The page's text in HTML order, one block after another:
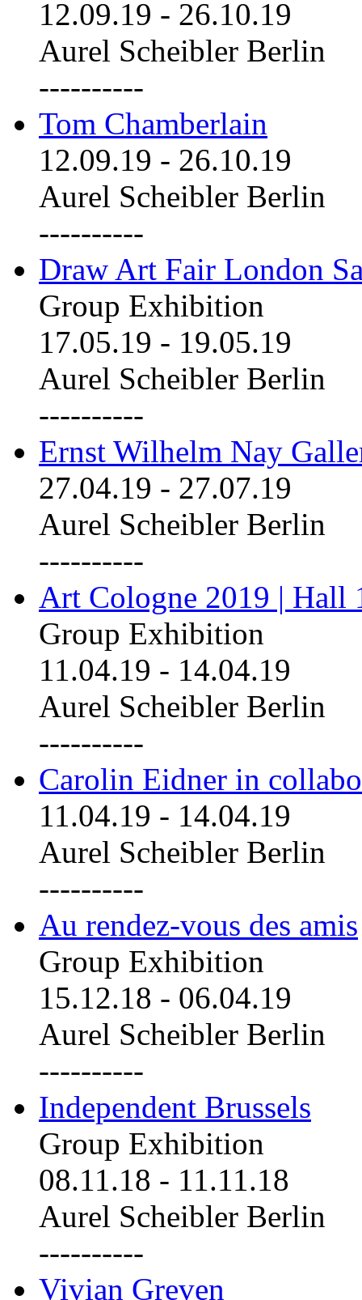
12.09.19 - 26.10.19
Aurel Scheibler Berlin
----------
Tom Chamberlain
12.09.19 - 26.10.19
Aurel Scheibler Berlin
----------
Draw Art Fair London
Group Exhibition
17.05.19 - 19.05.19
Aurel Scheibler Berlin
----------
Ernst Wilhelm Nay
27.04.19 - 27.07.19
Aurel Scheibler Berlin
----------
Art Cologne 2019 | Hall
Group Exhibition
11.04.19 - 14.04.19
Aurel Scheibler Berlin
----------
Carolin Eidner in
11.04.19 - 14.04.19
Aurel Scheibler Berlin
----------
Au rendez-vous des amis
Group Exhibition
15.12.18 - 06.04.19
Aurel Scheibler Berlin
----------
Independent Brussels
Group Exhibition
08.11.18 - 11.11.18
Aurel Scheibler Berlin
----------
Vivian Greven